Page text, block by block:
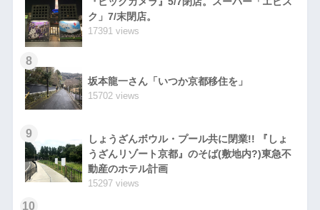
ク」7/末閉店。
17391 views
8
坂本龍一さん「いつか京都移住を」
15702 views
9
しょうざんボウル・プール共に閉業!! 『しょ
うざんリゾート京都』のそば(敷地内?)東急不
動産のホテル計画
15297 views
10